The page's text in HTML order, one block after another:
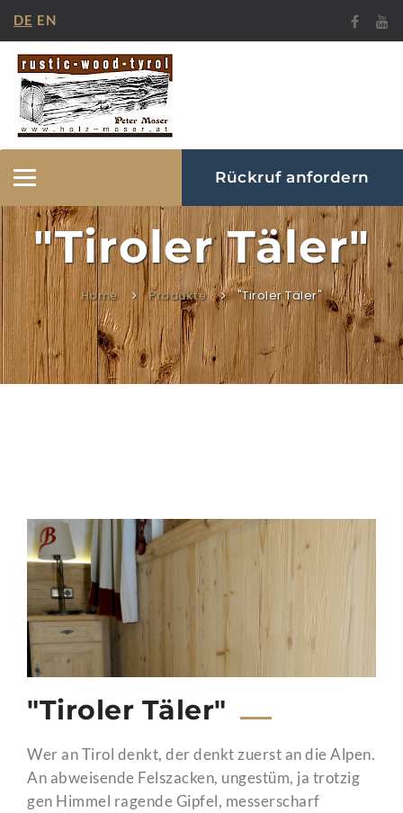
DE EN
Navigation
ein-/ausblenden
Rückruf anfordern
"Tiroler Täler"
Home Produkte "Tiroler Täler"
"Tiroler Täler"
Wer an Tirol denkt, der denkt zuerst an die Alpen.
An abweisende Felszacken, ungestüm, ja trotzig
gen Himmel ragende Gipfel, messerscharf